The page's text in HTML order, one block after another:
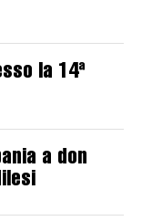
la 14ª
a don